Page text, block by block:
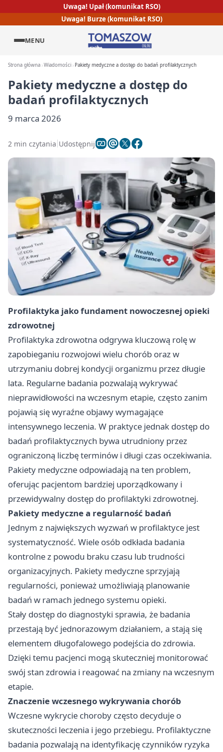
Uwaga! Upał (komunikat RSO)
Uwaga! Burze (komunikat RSO)
MENU
Strona główna Wiadomości Pakiety medyczne a dostęp do badań profilaktycznych
Pakiety medyczne a dostęp do
badań profilaktycznych
9 marca 2026
2 min czytania Udostępnij
Profilaktyka jako fundament nowoczesnej opieki
zdrowotnej
Profilaktyka zdrowotna odgrywa kluczową rolę w
zapobieganiu rozwojowi wielu chorób oraz w
utrzymaniu dobrej kondycji organizmu przez długie
lata. Regularne badania pozwalają wykrywać
nieprawidłowości na wczesnym etapie, często zanim
pojawią się wyraźne objawy wymagające
intensywnego leczenia. W praktyce jednak dostęp do
badań profilaktycznych bywa utrudniony przez
ograniczoną liczbę terminów i długi czas oczekiwania.
Pakiety medyczne odpowiadają na ten problem,
oferując pacjentom bardziej uporządkowany i
przewidywalny dostęp do profilaktyki zdrowotnej.
Pakiety medyczne a regularność badań
Jednym z największych wyzwań w profilaktyce jest
systematyczność. Wiele osób odkłada badania
kontrolne z powodu braku czasu lub trudności
organizacyjnych. Pakiety medyczne sprzyjają
regularności, ponieważ umożliwiają planowanie
badań w ramach jednego systemu opieki.
Stały dostęp do diagnostyki sprawia, że badania
przestają być jednorazowym działaniem, a stają się
elementem długofalowego podejścia do zdrowia.
Dzięki temu pacjenci mogą skuteczniej monitorować
swój stan zdrowia i reagować na zmiany na wczesnym
etapie.
Znaczenie wczesnego wykrywania chorób
Wczesne wykrycie choroby często decyduje o
skuteczności leczenia i jego przebiegu. Profilaktyczne
badania pozwalają na identyfikację czynników ryzyka